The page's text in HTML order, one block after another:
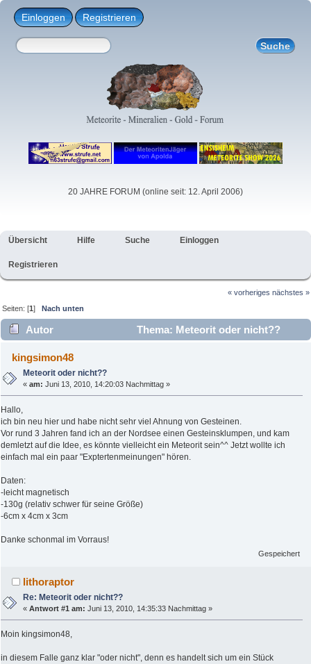
Einloggen Registrieren
20 JAHRE FORUM (online seit: 12. April 2006)
Übersicht Hilfe Suche Einloggen
Registrieren
« vorheriges nächstes »
Seiten: [1]Nach unten
Autor
Thema: Meteorit oder nicht??
(Gelesen 3474 mal)
kingsimon48
Meteorit oder nicht??
«am: Juni 13, 2010, 14:20:03 Nachmittag »
Hallo,
ich bin neu hier und habe nicht sehr viel Ahnung von Gesteinen.
Vor rund 3 Jahren fand ich an der Nordsee einen Gesteinsklumpen, und kam
demletzt auf die Idee, es könnte vielleicht ein Meteorit sein^^ Jetzt wollte ich
einfach mal ein paar "Exptertenmeinungen" hören.
Daten:
-leicht magnetisch
-130g (relativ schwer für seine Größe)
-6cm x 4cm x 3cm
Danke schonmal im Vorraus!
Gespeichert
lithoraptor
Re: Meteorit oder nicht??
«Antwort #1 am: Juni 13, 2010, 14:35:33 Nachmittag »
Moin kingsimon48,
in diesem Falle ganz klar "oder nicht", denn es handelt sich um ein Stück